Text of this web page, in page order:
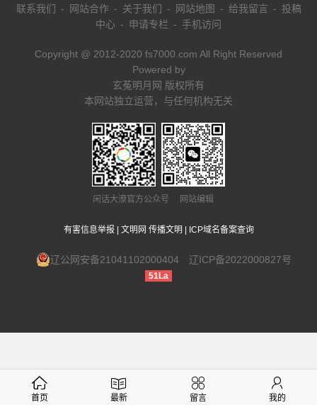
联系我们 - 网站合作- 关于我们 - 网站地图 - 给我留言 - 投稿
中心 - 申请专栏 - 手机访问
Copyright @ 2012-2020 fs7000.com All Right Reserved
Powered by
玄菟明月网 版权所有
本网站独立运营，与任何机构无关
闲话大潦官方公众号 网站编辑
有害信息举报 文明网 传播文明 ICP域名备案查询
辽公网安备21041102000404 辽ICP备2022000827号
51La
首页 最新 留言 我的